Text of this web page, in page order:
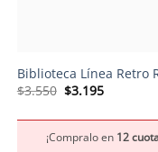
Biblioteca Línea Retro
$3.550 El
$3.550.
$3.195El
$3.195.
¡Compralo en 12